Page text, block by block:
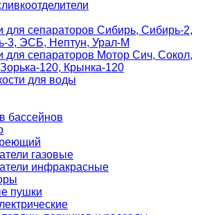
для сепараторов Сибирь, Сибирь-2,
3, ЭСБ, Нептун, Урал-М
для сепараторов Мотор Сич, Сокол,
120, Крынка-120
для воды
бассейнов
газовые
инфракрасные
пушки